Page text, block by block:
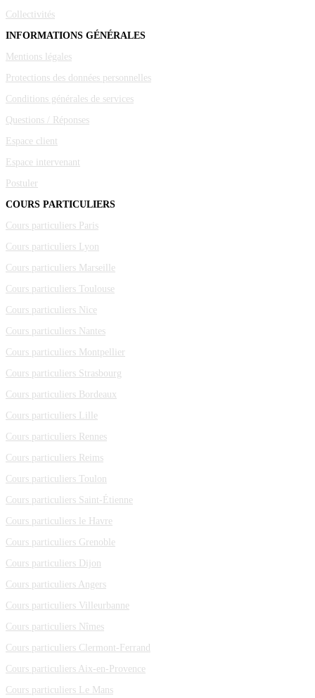
Collectivités
INFORMATIONS GÉNÉRALES
Mentions légales
Protections des données personnelles
Conditions générales de services
Questions / Réponses
Espace client
Espace intervenant
Postuler
COURS PARTICULIERS
Cours particuliers Paris
Cours particuliers Lyon
Cours particuliers Marseille
Cours particuliers Toulouse
Cours particuliers Nice
Cours particuliers Nantes
Cours particuliers Montpellier
Cours particuliers Strasbourg
Cours particuliers Bordeaux
Cours particuliers Lille
Cours particuliers Rennes
Cours particuliers Reims
Cours particuliers Toulon
Cours particuliers Saint-Étienne
Cours particuliers le Havre
Cours particuliers Grenoble
Cours particuliers Dijon
Cours particuliers Angers
Cours particuliers Villeurbanne
Cours particuliers Nîmes
Cours particuliers Clermont-Ferrand
Cours particuliers Aix-en-Provence
Cours particuliers Le Mans